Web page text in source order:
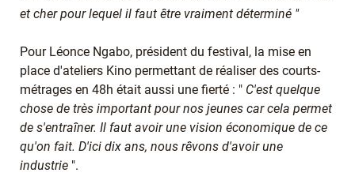
et cher pour lequel il faut être vraiment déterminé "
Pour Léonce Ngabo, président du festival, la mise en
place d'ateliers Kino permettant de réaliser des courts-
métrages en 48h était aussi une fierté : " C'est quelque
chose de très important pour nos jeunes car cela permet
de s'entraîner. Il faut avoir une vision économique de ce
qu'on fait. D'ici dix ans, nous rêvons d'avoir une
industrie ".